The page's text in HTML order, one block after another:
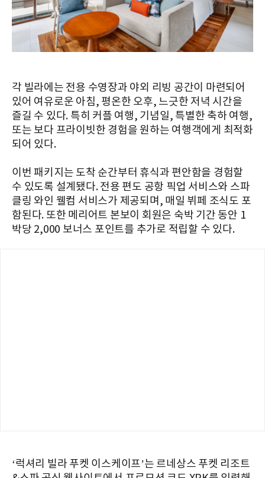
각 빌라에는 전용 수영장과 야외 리빙 공간이 마련되어
있어 여유로운 아침, 평온한 오후, 느긋한 저녁 시간을
즐길 수 있다. 특히 커플 여행, 기념일, 특별한 축하 여행,
또는 보다 프라이빗한 경험을 원하는 여행객에게 최적화
되어 있다.
이번 패키지는 도착 순간부터 휴식과 편안함을 경험할
수 있도록 설계됐다. 전용 편도 공항 픽업 서비스와 스파
클링 와인 웰컴 서비스가 제공되며, 매일 뷔페 조식도 포
함된다. 또한 메리어트 본보이 회원은 숙박 기간 동안 1
박당 2,000 보너스 포인트를 추가로 적립할 수 있다.
‘럭셔리 빌라 푸켓 이스케이프’는 르네상스 푸켓 리조트